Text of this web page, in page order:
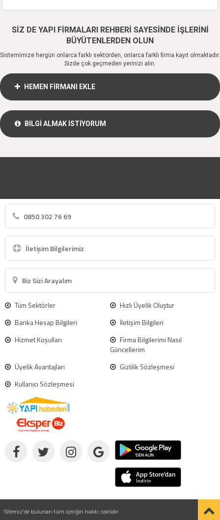
SİZ DE YAPI FİRMALARI REHBERİ SAYESİNDE İŞLERİNİ
BÜYÜTENLERDEN OLUN
Sistemimize hergün onlarca farklı sektörden, onlarca farklı firma kayıt olmaktadır.
Sizde çok geçmeden yerinizi alın.
HEMEN FİRMANI EKLE
BİLGİ ALMAK İSTİYORUM
0850 302 76 69
İletişim Bilgilerimiz
Biz Sizi Arayalım
Tüm Sektörler
Hızlı Üyelik Oluştur
Banka Hesap Bilgileri
İletişim Bilgileri
Hizmet Koşulları
Firma Bilgilerimi Nasıl
Güncellerim
Üyelik Avantajları
Gizlilik Sözleşmesi
Kullanıcı Sözleşmesi
Sitemiz'de bulunan tüm içeriğin hakkı saklıdır